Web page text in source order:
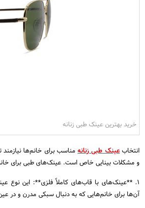
خرید بهترین عینک طبی زنانه
انتخابعینک طبی زنانهمناسب برای خانم‌ها
و مشکلات بینایی خاص است. عینک‌های طبی برای
1. **عینک‌های با قاب‌های کاملاً فلزی**: این نوع
آن‌ها برای خانم‌هایی که به دنبال سبکی مدرن و در